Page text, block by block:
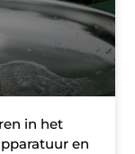
in het
en